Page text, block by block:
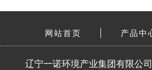
网站首页 产品中
辽宁一诺环境产业集团有限公司